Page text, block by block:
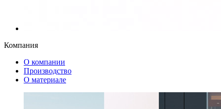
Компания
О компании
Производство
О материале